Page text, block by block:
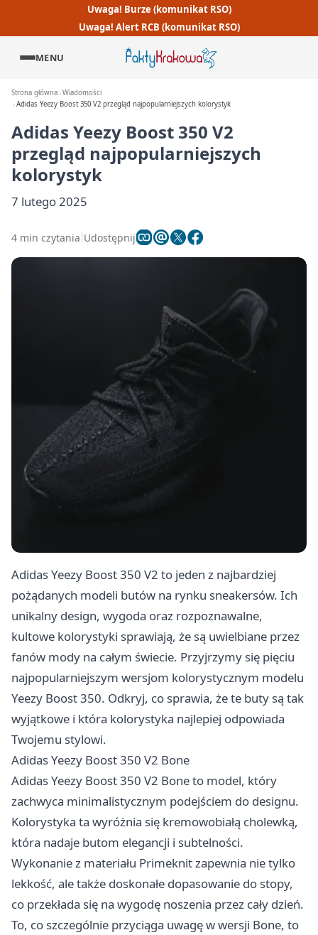
Uwaga! Burze (komunikat RSO)
Uwaga! Alert RCB (komunikat RSO)
MENU
Strona główna Wiadomości
Adidas Yeezy Boost 350 V2 przegląd najpopularniejszych kolorystyk
Adidas Yeezy Boost 350 V2
przegląd najpopularniejszych
kolorystyk
7 lutego 2025
4 min czytania Udostępnij
Adidas Yeezy Boost 350 V2 to jeden z najbardziej
pożądanych modeli butów na rynku sneakersów. Ich
unikalny design, wygoda oraz rozpoznawalne,
kultowe kolorystyki sprawiają, że są uwielbiane przez
fanów mody na całym świecie. Przyjrzymy się pięciu
najpopularniejszym wersjom kolorystycznym modelu
Yeezy Boost 350. Odkryj, co sprawia, że te buty są tak
wyjątkowe i która kolorystyka najlepiej odpowiada
Twojemu stylowi.
Adidas Yeezy Boost 350 V2 Bone
Adidas Yeezy Boost 350 V2 Bone to model, który
zachwyca minimalistycznym podejściem do designu.
Kolorystyka ta wyróżnia się kremowobiałą cholewką,
która nadaje butom elegancji i subtelności.
Wykonanie z materiału Primeknit zapewnia nie tylko
lekkość, ale także doskonałe dopasowanie do stopy,
co przekłada się na wygodę noszenia przez cały dzień.
To, co szczególnie przyciąga uwagę w wersji Bone, to